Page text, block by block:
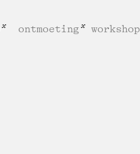
ontmoeting workshop